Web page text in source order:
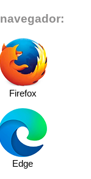
Firefox
Edge